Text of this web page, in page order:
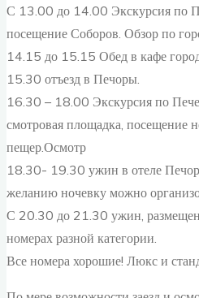
С 13.00 до 14.00 Экскурсия по
посещение Соборов. Обзор по
14.15 до 15.15 Обед в кафе
15.30 отъезд в Печоры.
16.30 – 18.00 Экскурсия по
смотровая площадка, посещение
пещер.Осмотр
18.30- 19.30 ужин в отеле
желанию ночевку можно
С 20.30 до 21.30 ужин,
номерах разной категории.
Все номера хорошие! Люкс и